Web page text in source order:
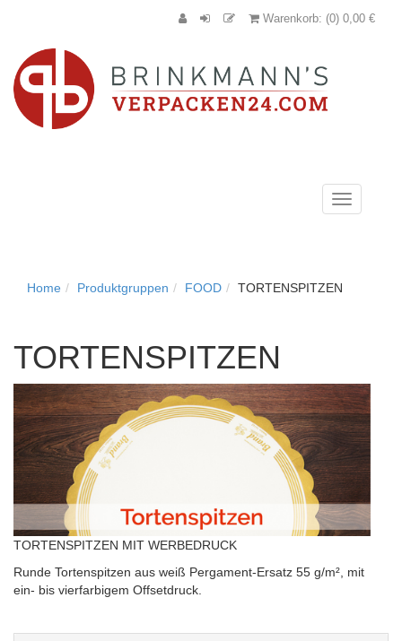
Warenkorb: (0) 0,00 €
Navigation
anzeigen
Home Produktgruppen FOOD TORTENSPITZEN
TORTENSPITZEN
TORTENSPITZEN MIT WERBEDRUCK
Runde Tortenspitzen aus weiß Pergament-Ersatz 55 g/m², mit
ein- bis vierfarbigem Offsetdruck.